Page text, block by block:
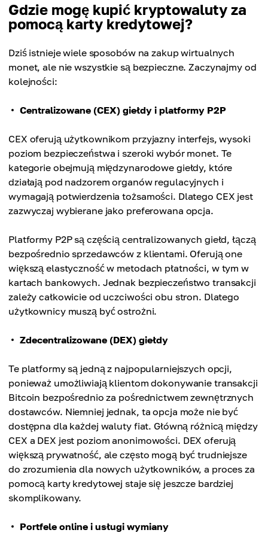
Gdzie mogę kupić kryptowaluty za
pomocą karty kredytowej?
Dziś istnieje wiele sposobów na zakup wirtualnych
monet, ale nie wszystkie są bezpieczne. Zaczynajmy od
kolejności:
Centralizowane (CEX) giełdy i platformy P2P
CEX oferują użytkownikom przyjazny interfejs, wysoki
poziom bezpieczeństwa i szeroki wybór monet. Te
kategorie obejmują międzynarodowe giełdy, które
działają pod nadzorem organów regulacyjnych i
wymagają potwierdzenia tożsamości. Dlatego CEX jest
zazwyczaj wybierane jako preferowana opcja.
Platformy P2P są częścią centralizowanych giełd, łączą
bezpośrednio sprzedawców z klientami. Oferują one
większą elastyczność w metodach płatności, w tym w
kartach bankowych. Jednak bezpieczeństwo transakcji
zależy całkowicie od uczciwości obu stron. Dlatego
użytkownicy muszą być ostrożni.
Zdecentralizowane (DEX) giełdy
Te platformy są jedną z najpopularniejszych opcji,
ponieważ umożliwiają klientom dokonywanie transakcji
Bitcoin bezpośrednio za pośrednictwem zewnętrznych
dostawców. Niemniej jednak, ta opcja może nie być
dostępna dla każdej waluty fiat. Główną różnicą między
CEX a DEX jest poziom anonimowości. DEX oferują
większą prywatność, ale często mogą być trudniejsze
do zrozumienia dla nowych użytkowników, a proces za
pomocą karty kredytowej staje się jeszcze bardziej
skomplikowany.
Portfele online i usługi wymiany